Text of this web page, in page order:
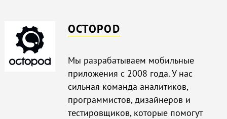
OCTOPOD
Мы разрабатываем мобильные
приложения с 2008 года. У нас
сильная команда аналитиков,
программистов, дизайнеров и
тестировщиков, которые помогут